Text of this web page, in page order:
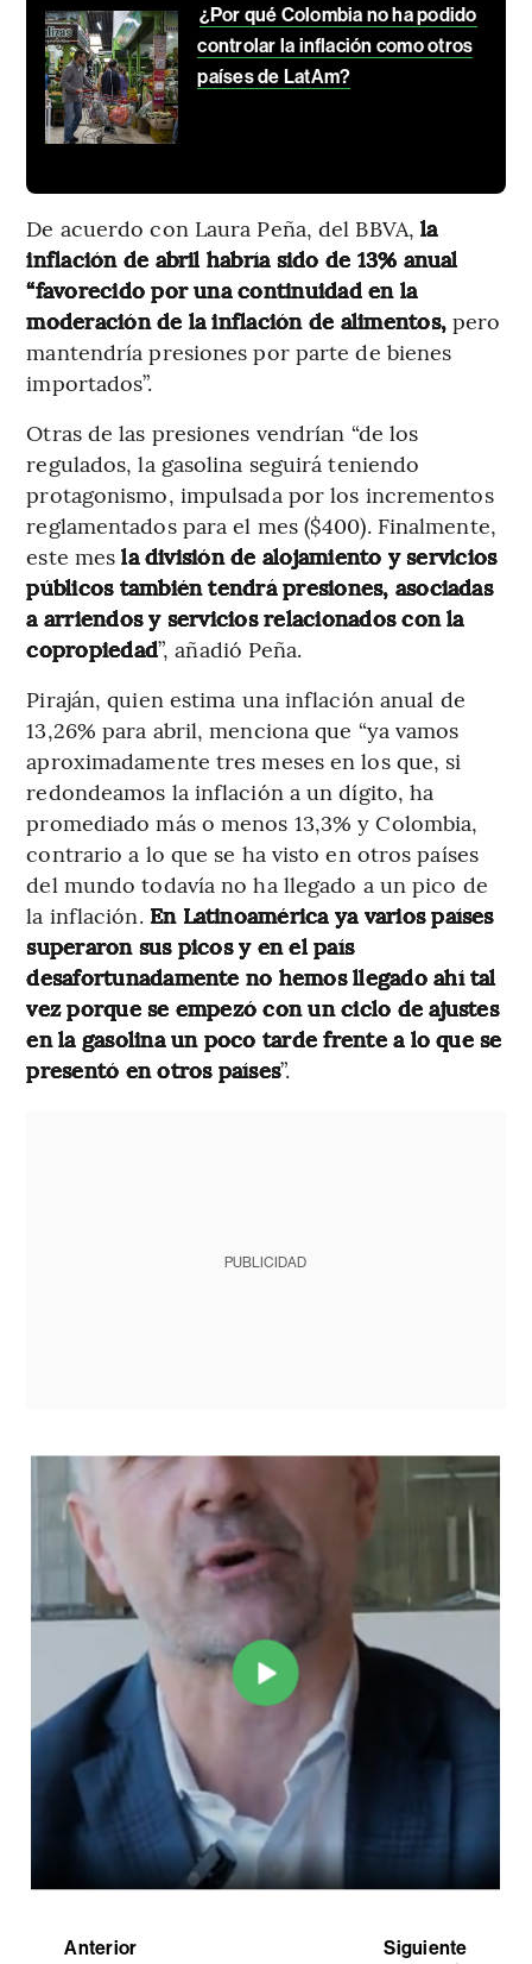
¿Por qué Colombia no ha podido
controlar la inflación como otros
países de LatAm?
De acuerdo con Laura Peña, del BBVA,la
inflación de abril habría sido de 13% anual
“favorecido por una continuidad en la
moderación de la inflación de alimentos, pero
mantendría presiones por parte de bienes
importados”.
Otras de las presiones vendrían “de los
regulados, la gasolina seguirá teniendo
protagonismo, impulsada por los incrementos
reglamentados para el mes ($400). Finalmente,
este mesla división de alojamiento y servicios
públicos también tendrá presiones, asociadas
a arriendos y servicios relacionados con la
copropiedad”, añadió Peña.
Piraján, quien estima una inflación anual de
13,26% para abril, menciona que “ya vamos
aproximadamente tres meses en los que, si
redondeamos la inflación a un dígito, ha
promediado más o menos 13,3% y Colombia,
contrario a lo que se ha visto en otros países
del mundo todavía no ha llegado a un pico de
la inflación. En Latinoamérica ya varios países
superaron sus picos y en el país
desafortunadamente no hemos llegado ahí tal
vez porque se empezó con un ciclo de ajustes
en la gasolina un poco tarde frente a lo que se
presentó en otros países”.
PUBLICIDAD
Anterior Siguiente